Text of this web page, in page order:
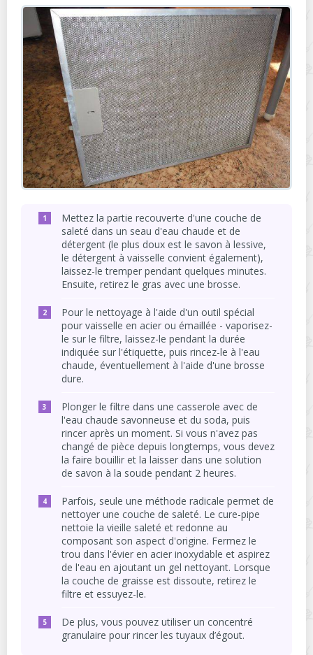
Mettez la partie recouverte d'une couche de
saleté dans un seau d'eau chaude et de
détergent (le plus doux est le savon à lessive,
le détergent à vaisselle convient également),
laissez-le tremper pendant quelques minutes.
Ensuite, retirez le gras avec une brosse.
Pour le nettoyage à l'aide d'un outil spécial
pour vaisselle en acier ou émaillée - vaporisez-
le sur le filtre, laissez-le pendant la durée
indiquée sur l'étiquette, puis rincez-le à l'eau
chaude, éventuellement à l'aide d'une brosse
dure.
Plonger le filtre dans une casserole avec de
l'eau chaude savonneuse et du soda, puis
rincer après un moment. Si vous n'avez pas
changé de pièce depuis longtemps, vous devez
la faire bouillir et la laisser dans une solution
de savon à la soude pendant 2 heures.
Parfois, seule une méthode radicale permet de
nettoyer une couche de saleté. Le cure-pipe
nettoie la vieille saleté et redonne au
composant son aspect d'origine. Fermez le
trou dans l'évier en acier inoxydable et aspirez
de l'eau en ajoutant un gel nettoyant. Lorsque
la couche de graisse est dissoute, retirez le
filtre et essuyez-le.
De plus, vous pouvez utiliser un concentré
granulaire pour rincer les tuyaux d’égout.